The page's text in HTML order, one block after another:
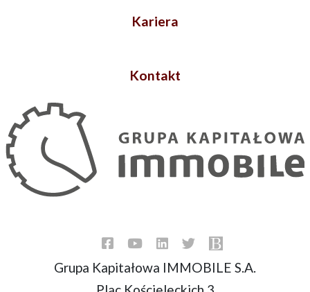
Kariera
Kontakt
Grupa Kapitałowa IMMOBILE S.A.